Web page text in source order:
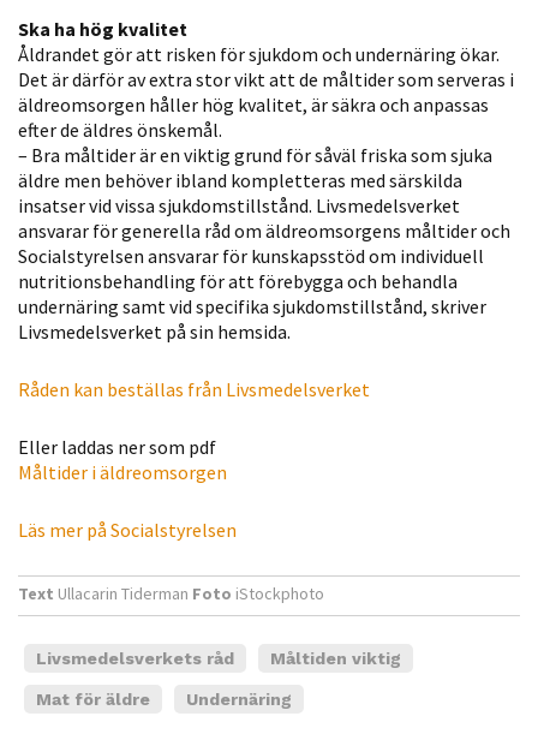
Ska ha hög kvalitet
Åldrandet gör att risken för sjukdom och undernäring ökar.
Det är därför av extra stor vikt att de måltider som serveras i
äldreomsorgen håller hög kvalitet, är säkra och anpassas
efter de äldres önskemål.
– Bra måltider är en viktig grund för såväl friska som sjuka
äldre men behöver ibland kompletteras med särskilda
insatser vid vissa sjukdomstillstånd. Livsmedelsverket
ansvarar för generella råd om äldreomsorgens måltider och
Socialstyrelsen ansvarar för kunskapsstöd om individuell
nutritionsbehandling för att förebygga och behandla
undernäring samt vid specifika sjukdomstillstånd, skriver
Livsmedelsverket på sin hemsida.
Råden kan beställas från Livsmedelsverket
Eller laddas ner som pdf
Måltider i äldreomsorgen
Läs mer på Socialstyrelsen
Text Ullacarin Tiderman Foto iStockphoto
Livsmedelsverkets råd Måltiden viktig
Mat för äldre Undernäring
Upplevelse
För att vår
prestera så
bra som
möjligt under
ditt besök.
Om du nekar
de här
funktionalitet
Genom att dela
med dig av dina
intressen och ditt